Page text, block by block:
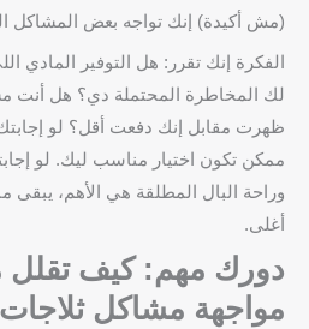
(مش أكيدة) إنك تواجه بعض المشاكل
الفكرة إنك تقرر: هل التوفير المادي
لك المخاطرة المحتملة دي؟ هل أنت
ظهرت مقابل إنك دفعت أقل؟ لو إجابتك
ممكن تكون اختيار مناسب ليك. لو
وراحة البال المطلقة هي الأهم، يبقى
أغلى.
دورك مهم: كيف تقلل
مواجهة مشاكل ثلاجات